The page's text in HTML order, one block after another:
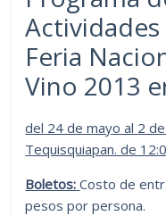
Actividades
Feria
Vino 2013
del 24 de mayo al 2
Tequisquiapan. de
Boletos: Costo de
pesos por persona.